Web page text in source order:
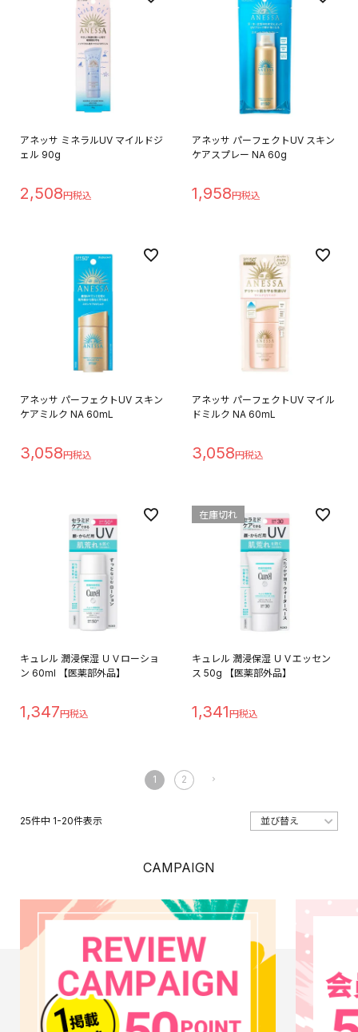
アネッサ ミネラルUV マイルドジ
ェル 90g
2,508
アネッサ パーフェクトUV スキン
ケアスプレー NA 60g
1,958
アネッサ パーフェクトUV スキン
ケアミルク NA 60mL
3,058
アネッサ パーフェクトUV マイル
ドミルク NA 60mL
3,058
キュレル 潤浸保湿 ＵＶローショ
ン 60ml 【医薬部外品】
1,347
キュレル 潤浸保湿 ＵＶエッセン
ス 50g 【医薬部外品】
1,341
在庫切れ
25件中 1-20件表示
1 2
CAMPAIGN